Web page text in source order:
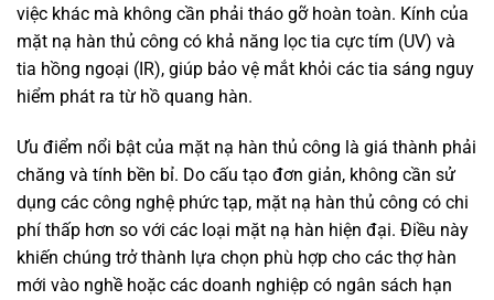
việc khác mà không cần phải tháo gỡ hoàn toàn. Kính của
mặt nạ hàn thủ công có khả năng lọc tia cực tím (UV) và
tia hồng ngoại (IR), giúp bảo vệ mắt khỏi các tia sáng nguy
hiểm phát ra từ hồ quang hàn.
Ưu điểm nổi bật của mặt nạ hàn thủ công là giá thành phải
chăng và tính bền bỉ. Do cấu tạo đơn giản, không cần sử
dụng các công nghệ phức tạp, mặt nạ hàn thủ công có chi
phí thấp hơn so với các loại mặt nạ hàn hiện đại. Điều này
khiến chúng trở thành lựa chọn phù hợp cho các thợ hàn
mới vào nghề hoặc các doanh nghiệp có ngân sách hạn